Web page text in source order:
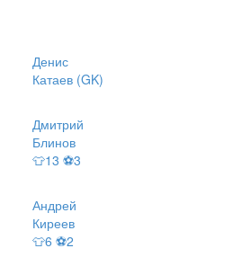
Денис
Катаев (GK)
Дмитрий
Блинов
👕13 ⚽3
Андрей
Киреев
👕6 ⚽2